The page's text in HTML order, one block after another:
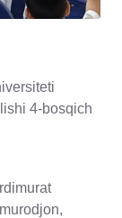
4-bosqich